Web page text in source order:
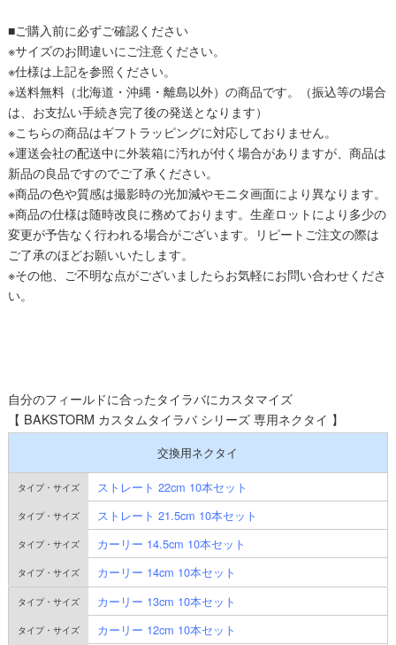
■ご購入前に必ずご確認ください
※サイズのお間違いにご注意ください。
※仕様は上記を参照ください。
※送料無料（北海道・沖縄・離島以外）の商品です。（振込等の場合
は、お支払い手続き完了後の発送となります）
※こちらの商品はギフトラッピングに対応しておりません。
※運送会社の配送中に外装箱に汚れが付く場合がありますが、商品は
新品の良品ですのでご了承ください。
※商品の色や質感は撮影時の光加減やモニタ画面により異なります。
※商品の仕様は随時改良に務めております。生産ロットにより多少の
変更が予告なく行われる場合がございます。リピートご注文の際は
ご了承のほどお願いいたします。
※その他、ご不明な点がございましたらお気軽にお問い合わせくださ
い。
自分のフィールドに合ったタイラバにカスタマイズ
【 BAKSTORM カスタムタイラバ シリーズ 専用ネクタイ 】
交換用ネクタイ
ストレート 22cm 10本セット
ストレート 21.5cm 10本セット
カーリー 14.5cm 10本セット
カーリー 14cm 10本セット
カーリー 13cm 10本セット
カーリー 12cm 10本セット